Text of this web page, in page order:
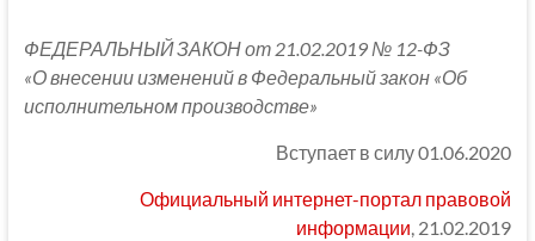
ФЕДЕРАЛЬНЫЙ ЗАКОН от 21.02.2019 № 12-ФЗ
«О внесении изменений в Федеральный закон «Об
исполнительном производстве»
Вступает в силу 01.06.2020
Официальный интернет-портал правовой
информации, 21.02.2019